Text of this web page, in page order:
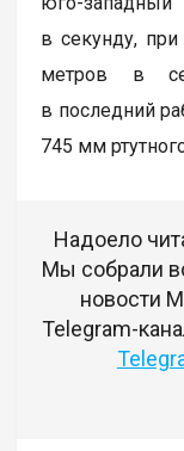
в секунду,
метров в
в последний
745 мм
Надоело
Мы собрали
новости
Telegram-